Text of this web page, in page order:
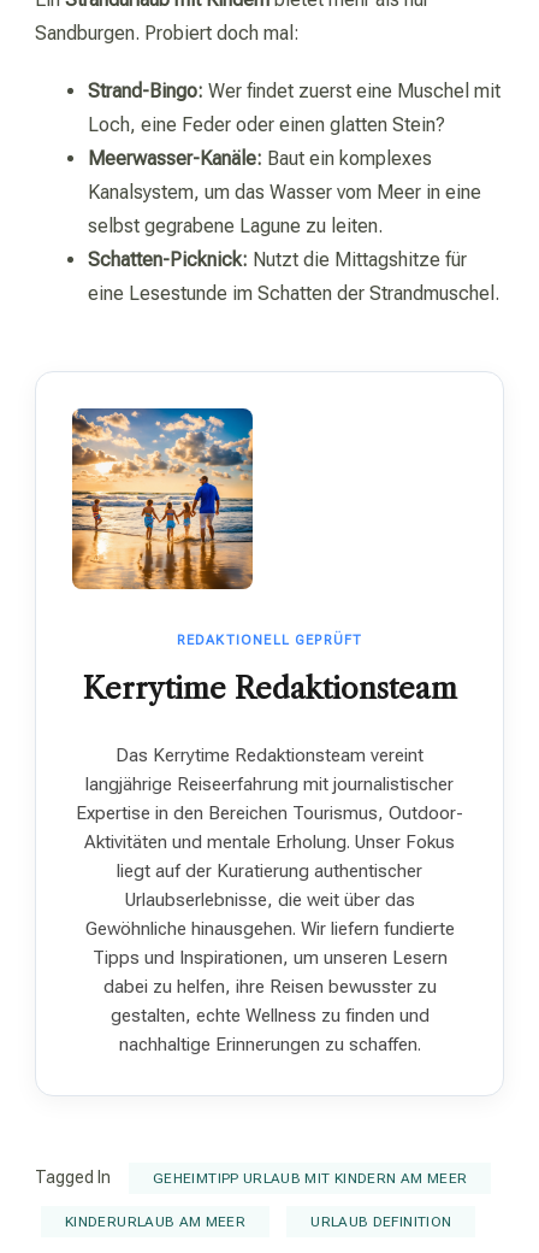
Sandburgen. Probiert doch mal:
Strand-Bingo: Wer findet zuerst eine Muschel mit
Loch, eine Feder oder einen glatten Stein?
Meerwasser-Kanäle: Baut ein komplexes
Kanalsystem, um das Wasser vom Meer in eine
selbst gegrabene Lagune zu leiten.
Schatten-Picknick: Nutzt die Mittagshitze für
eine Lesestunde im Schatten der Strandmuschel.
REDAKTIONELL GEPRÜFT
Kerrytime Redaktionsteam
Das Kerrytime Redaktionsteam vereint
langjährige Reiseerfahrung mit journalistischer
Expertise in den Bereichen Tourismus, Outdoor-
Aktivitäten und mentale Erholung. Unser Fokus
liegt auf der Kuratierung authentischer
Urlaubserlebnisse, die weit über das
Gewöhnliche hinausgehen. Wir liefern fundierte
Tipps und Inspirationen, um unseren Lesern
dabei zu helfen, ihre Reisen bewusster zu
gestalten, echte Wellness zu finden und
nachhaltige Erinnerungen zu schaffen.
Tagged In GEHEIMTIPP URLAUB MIT KINDERN AM MEER
KINDERURLAUB AM MEER URLAUB DEFINITION